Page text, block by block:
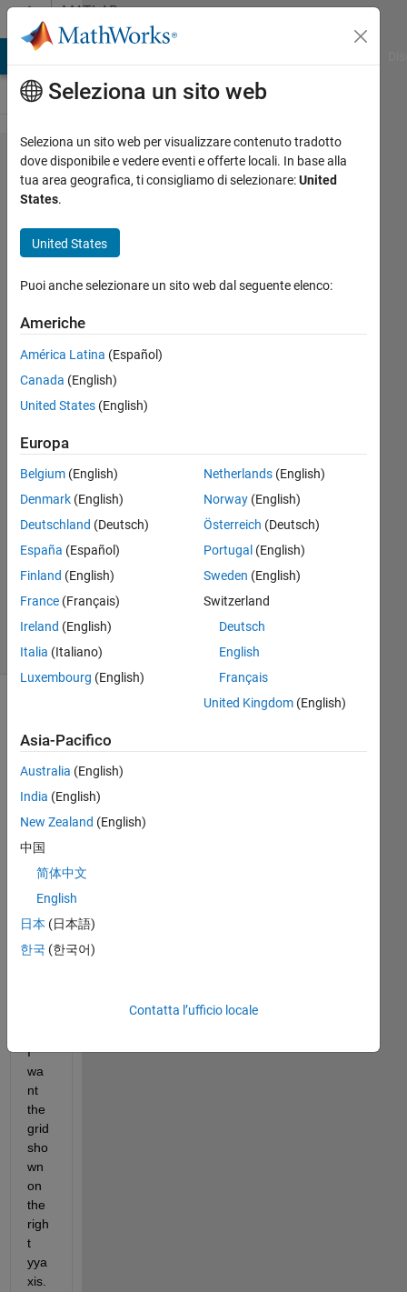
Vai al contenutoMATLAB
Answers
How to
set the
the
yyaxis?
Albert
1 Dic
2
Risposte
Risposta
accettata
Aggiornato
51
Visualizzazioni
(30 giorni)
meno
recenti
I
e a
figu
re
has
I
wa
nt
the
grid
sho
wn
on
the
righ
t
yya
xis.
Seleziona un sito web
Seleziona un sito web per visualizzare contenuto tradotto
dove disponibile e vedere eventi e offerte locali. In base alla
tua area geografica, ti consigliamo di selezionare:United
States.
United States
Puoi anche selezionare un sito web dal seguente elenco:
Americhe
América Latina (Español)
Canada (English)
United States (English)
Europa
Belgium (English)
Denmark (English)
Deutschland (Deutsch)
España (Español)
Finland (English)
France (Français)
Ireland (English)
Italia (Italiano)
Luxembourg (English)
Netherlands(English)
Norway(English)
Österreich (Deutsch)
Portugal (English)
Sweden (English)
Switzerland
Deutsch
English
Français
United Kingdom(English)
Asia-Pacifico
Australia (English)
India (English)
New Zealand (English)
中国
简体中文
English
日本 (日本語)
한국 (한국어)
Contatta l’ufficio locale